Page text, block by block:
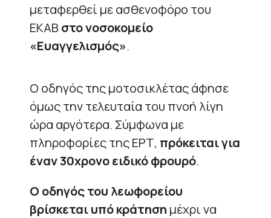
μεταφερθεί με ασθενοφόρο του
ΕΚΑΒ στο νοσοκομείο
«Ευαγγελισμός».
Ο οδηγός της μοτοσικλέτας άφησε
όμως την τελευταία του πνοή λίγη
ώρα αργότερα. Σύμφωνα με
πληροφορίες της ΕΡΤ, πρόκειται για
έναν 30χρονο ειδικό φρουρό.
Ο οδηγός του λεωφορείου
βρίσκεται υπό κράτηση μέχρι να